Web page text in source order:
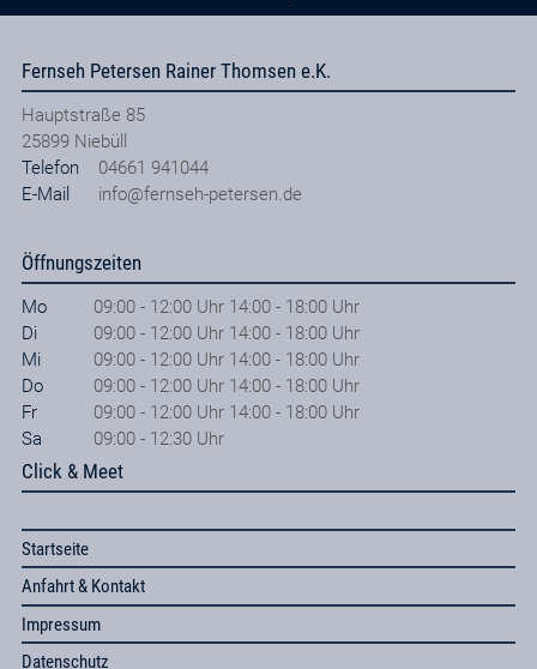
Fernseh Petersen Rainer Thomsen e.K.
Hauptstraße 85
25899 Niebüll
Telefon
04661 941044
E-Mail
info@fernseh-petersen.de
Öffnungszeiten
Mo
09:00 - 12:00 Uhr 14:00 - 18:00 Uhr
Di
09:00 - 12:00 Uhr 14:00 - 18:00 Uhr
Mi
09:00 - 12:00 Uhr 14:00 - 18:00 Uhr
Do
09:00 - 12:00 Uhr 14:00 - 18:00 Uhr
Fr
09:00 - 12:00 Uhr 14:00 - 18:00 Uhr
Sa
09:00 - 12:30 Uhr
Click & Meet
Startseite
Anfahrt & Kontakt
Impressum
Datenschutz